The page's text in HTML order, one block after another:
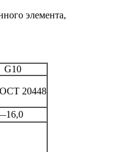
элемента,
G10
20448